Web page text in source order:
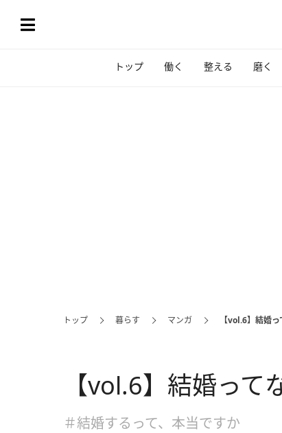
トップ 働く 整える 磨く
トップ 暮らす マンガ 【vol.6】結婚
【vol.6】結婚って
＃結婚するって、本当ですか